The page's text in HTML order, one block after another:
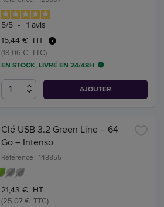
5/5 - 1 avis
15,44 € HT
(18,06 € TTC)
EN STOCK, LIVRÉ EN 24/48H
AJOUTER
Clé USB 3.2 Green Line – 64
Go – Intenso
Référence : 148855
21,43 € HT
(25,07 € TTC)